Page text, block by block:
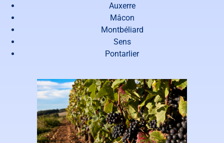
Auxerre
Mâcon
Montbéliard
Sens
Pontarlier